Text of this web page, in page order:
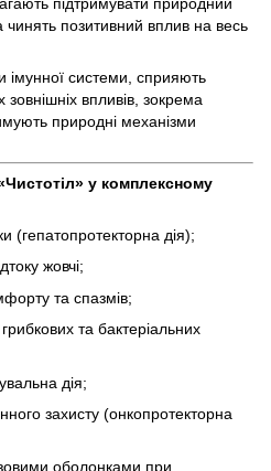
позитивний вплив на весь
імунної системи, сприяють
зовнішніх впливів, зокрема
природні механізми
у комплексному
(гепатопротекторна дія);
жовчі;
та спазмів;
та бактеріальних
дія;
захисту (онкопротекторна
оболонками при